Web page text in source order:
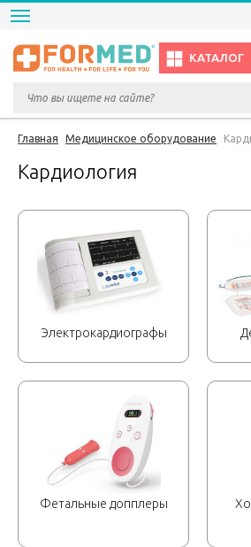
КАТАЛОГ
Главная Медицинское оборудование
Кардиология
Электрокардиографы
Фетальные допплеры